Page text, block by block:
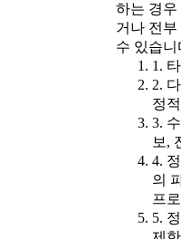
하는 경
거나 전
수 있습니
1.
2.
정
3.
보,
4.
의
프
5.